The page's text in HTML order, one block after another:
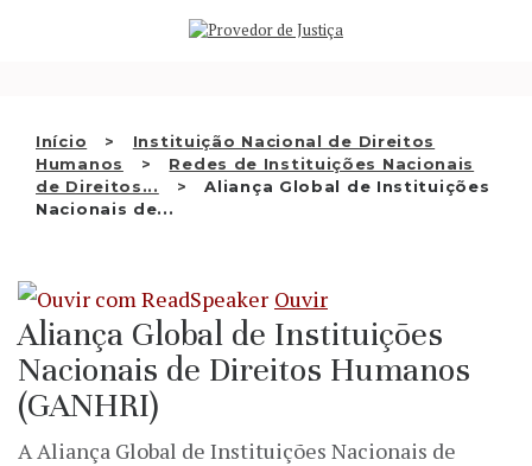
Início
Instituição Nacional de Direitos
Humanos
Redes de Instituições Nacionais
de Direitos...
Aliança Global de Instituições
Nacionais de...
QUEM SOMOS
RECOMENDAÇÕES E OUTRAS
DECISÕES
APRESENTAR QUEIXA
PT
Ouvir
Aliança Global de Instituições
Nacionais de Direitos Humanos
(GANHRI)
A Aliança Global de Instituições Nacionais de